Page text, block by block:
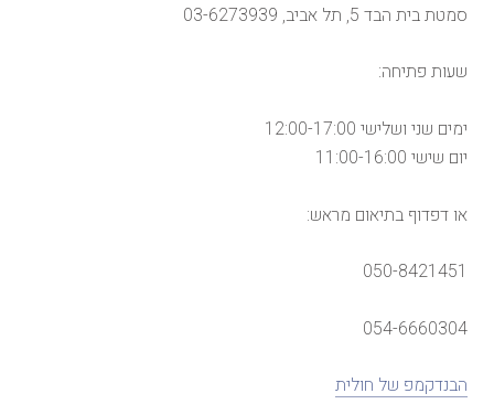
סמטת בית הבד 5, תל אביב, 03-6273939
שעות פתיחה:
ימים שני ושלישי 12:00-17:00
יום שישי 11:00-16:00
או דפדוף בתיאום מראש:
050-8421451
054-6660304
הבנדקמפ של חולית